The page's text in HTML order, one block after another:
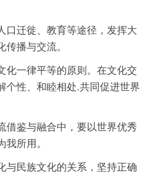
迁徙、教育等途径，发挥大
传播与交流。
一律平等的原则。在文化交
个性、和睦相处.共同促进世界
鉴与融合中，要以世界优秀
我所用。
民族文化的关系，坚持正确